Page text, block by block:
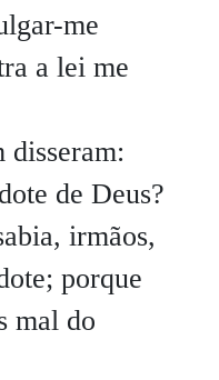
me
a lei me
disseram:
de Deus?
irmãos,
porque
mal do